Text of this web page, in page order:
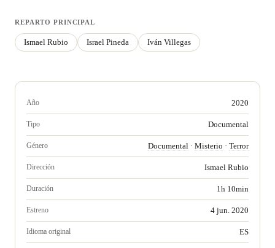
REPARTO PRINCIPAL
Ismael Rubio Israel Pineda Iván Villegas
Año 2020
Tipo Documental
Género Documental · Misterio · Terror
Dirección Ismael Rubio
Duración 1h 10min
Estreno 4 jun. 2020
Idioma original ES